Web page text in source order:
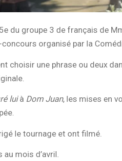
du groupe 3 de français de
organisé par la
choisir une phrase ou deux
luià Dom Juan, les mises en
le tournage et ont filmé.
mois d’avril.